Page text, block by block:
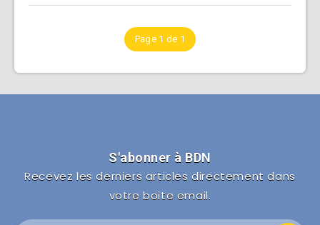
Page 1 de 1
S'abonner à BDN
Recevez les derniers articles directement dans
votre boite email.